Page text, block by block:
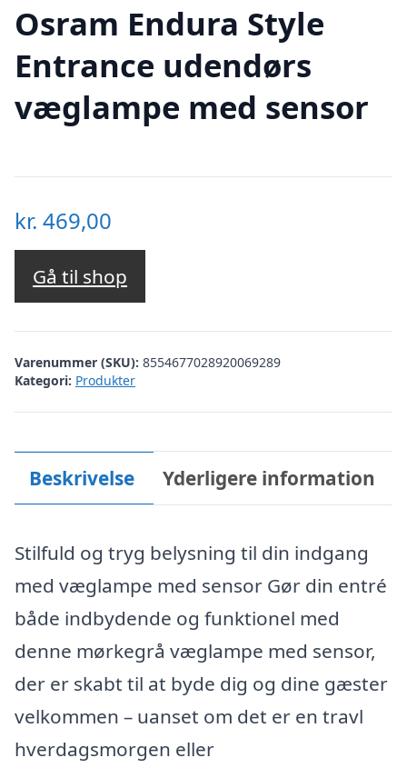
Osram Endura Style
Entrance udendørs
væglampe med sensor
kr. 469,00
Gå til shop
Varenummer (SKU): 8554677028920069289
Kategori: Produkter
Beskrivelse Yderligere information
Stilfuld og tryg belysning til din indgang
med væglampe med sensor Gør din entré
både indbydende og funktionel med
denne mørkegrå væglampe med sensor,
der er skabt til at byde dig og dine gæster
velkommen – uanset om det er en travl
hverdagsmorgen eller